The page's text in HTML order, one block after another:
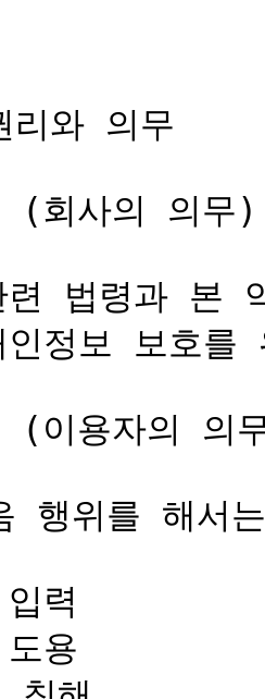
와 의무
(회사의 의무)
법령과 본
정보 보호를
(이용자의 의
행위를 해서
력
용